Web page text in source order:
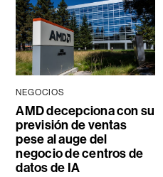
NEGOCIOS
AMD decepciona con su
previsión de ventas
pese al auge del
negocio de centros de
datos de IA